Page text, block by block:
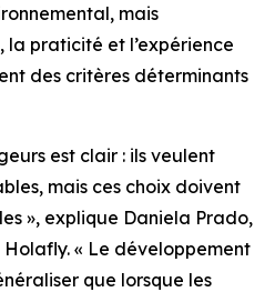
mais
la praticité et l’expérience
des critères déterminants
est clair : ils veulent
mais ces choix doivent
», explique Daniela Prado,
« Le développement
que lorsque les